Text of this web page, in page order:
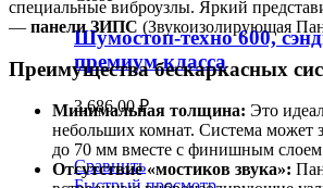
Шумостоп-техно 600,
премиум класса
3,686.00₽
Сравнить
специальные виброузлы. Яркий
— панели ЗИПС (Звукоизолирующая
Преимущества бескаркасных
Минимальная толщина: Это
небольших комнат. Система может
до 70 мм вместе с финишным
Отсутствие «мостиков звука»: